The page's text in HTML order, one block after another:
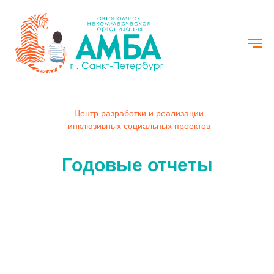
Центр разработки и реализации
инклюзивных социальных проектов
Годовые отчеты